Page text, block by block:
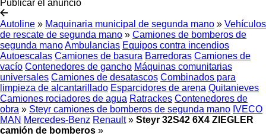
Publicar el anuncio
Autoline » Maquinaria municipal de segunda mano » Vehículos
de rescate de segunda mano » Camiones de bomberos de
segunda manoAmbulancias Equipos contra incendios
Autoescalas Camiones de basura Barredoras Camiones de
vacío Contenedores de gancho Máquinas comunitarias
universales Camiones de desatascos Combinados para
limpieza de alcantarillado Esparcidores de arena Quitanieves
Camiones rociadores de agua Ratrackes Contenedores de
obra » Steyr camiones de bomberos de segunda mano IVECO
MAN Mercedes-Benz Renault » Steyr 32S42 6X4 ZIEGLER
camión de bomberos »